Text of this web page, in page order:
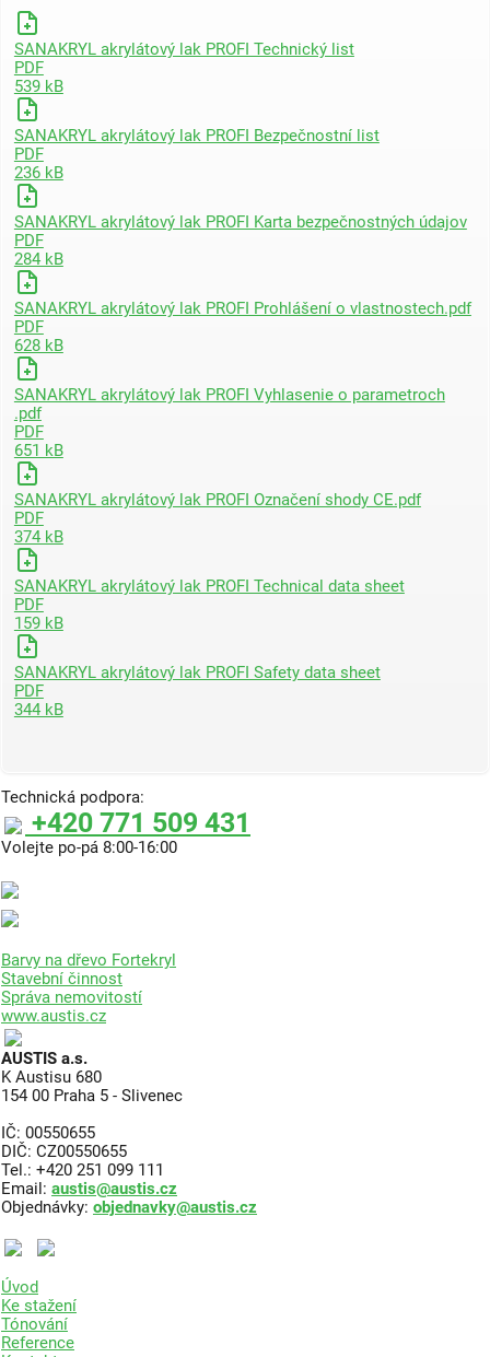
SANAKRYL akrylátový lak PROFI Technický list
PDF
539 kB
SANAKRYL akrylátový lak PROFI Bezpečnostní list
PDF
236 kB
SANAKRYL akrylátový lak PROFI Karta bezpečnostných údajov
PDF
284 kB
SANAKRYL akrylátový lak PROFI Prohlášení o vlastnostech.pdf
PDF
628 kB
SANAKRYL akrylátový lak PROFI Vyhlasenie o parametroch
.pdf
PDF
651 kB
SANAKRYL akrylátový lak PROFI Označení shody CE.pdf
PDF
374 kB
SANAKRYL akrylátový lak PROFI Technical data sheet
PDF
159 kB
SANAKRYL akrylátový lak PROFI Safety data sheet
PDF
344 kB
Technická podpora:
+420 771 509 431
Volejte po-pá 8:00-16:00
Barvy na dřevo Fortekryl
Stavební činnost
Správa nemovitostí
www.austis.cz
AUSTIS a.s.
K Austisu 680
154 00 Praha 5 - Slivenec
IČ: 00550655
DIČ: CZ00550655
Tel.: +420 251 099 111
Email: austis@austis.cz
Objednávky: objednavky@austis.cz
Úvod
Ke stažení
Tónování
Reference